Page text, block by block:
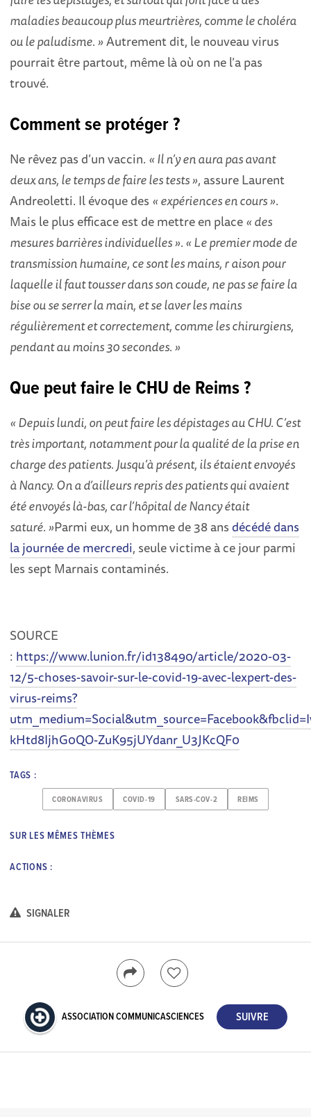
maladies beaucoup plus meurtrières, comme le choléra
ou le paludisme. »Autrement dit, le nouveau virus
pourrait être partout, même là où on ne l’a pas
trouvé.
Comment se protéger ?
Ne rêvez pas d’un vaccin. « Il n’y en aura pas avant
deux ans, le temps de faire les tests », assure Laurent
Andreoletti. Il évoque des « expériences en cours ».
Mais le plus efficace est de mettre en place« des
mesures barrières individuelles ». « Le premier mode de
transmission humaine, ce sont les mains, raison pour
laquelle il faut tousser dans son coude, ne pas se faire la
bise ou se serrer la main, et se laver les mains
régulièrement et correctement, comme les chirurgiens,
pendant au moins 30 secondes. »
Que peut faire le CHU de Reims ?
« Depuis lundi, on peut faire les dépistages au CHU. C’est
très important, notamment pour la qualité de la prise en
charge des patients. Jusqu’à présent, ils étaient envoyés
à Nancy. On a d’ailleurs repris des patients qui avaient
été envoyés là-bas, car l’hôpital de Nancy était
saturé. »Parmi eux, un homme de 38 ans décédé dans
la journée de mercredi, seule victime à ce jour parmi
les sept Marnais contaminés.
SOURCE
: https://www.lunion.fr/id138490/article/2020-03-
12/5-choses-savoir-sur-le-covid-19-avec-lexpert-des-
virus-reims?
kHtd8IjhG0QO-ZuK95jUYdanr_U3JKcQF0
TAGS :
CORONAVIRUS COVID-19 SARS-COV-2 REIMS
SUR LES MÊMES THÈMES
ACTIONS :
SIGNALER
ASSOCIATION COMMUNICASCIENCES